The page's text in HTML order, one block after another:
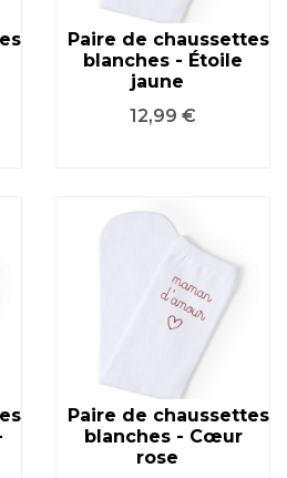
Paire de chaussettes
blanches - Étoile
jaune
Prix
12,99 €
Paire de chaussettes
blanches - Cœur
rose